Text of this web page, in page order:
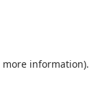
information).